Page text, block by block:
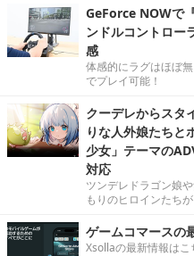
GeForce NOWで
ンドルコントロー
感
体感的にラグはほぼ
でプレイ可能！
クーデレからスタ
りな人外娘たちと
少女」テーマの
対応
ツンデレドラゴン娘
もりのヒロインたちが
ゲームコマースの
Xsollaの最新情報はこ